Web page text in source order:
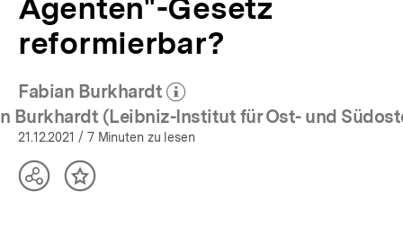
Agenten"-Gesetz
reformierbar?
Fabian Burkhardt
(Mehr zum Autor)
öffnen
Burkhardt (Leibniz-Institut für Ost- und
21.12.2021 / 7 Minuten zu lesen
TeilenInhalt